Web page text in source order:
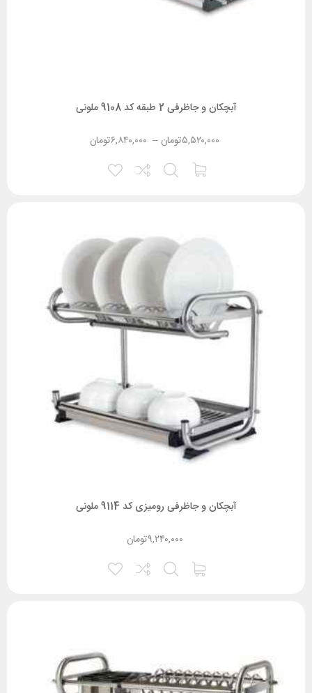
آبچکان و جاظرفی 2 طبقه کد 9108 ملونی
۵,۵۲۰,۰۰۰تومان – ۶,۸۴۰,۰۰۰تومان
آبچکان و جاظرفی رومیزی کد 9114 ملونی
۹,۲۴۰,۰۰۰تومان